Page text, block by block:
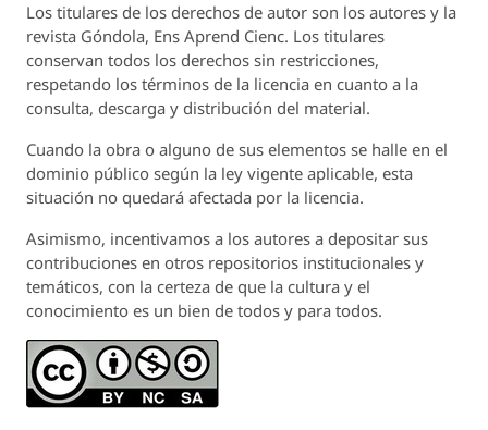
Los titulares de los derechos de autor son los autores y la
revista Góndola, Ens Aprend Cienc. Los titulares
conservan todos los derechos sin restricciones,
respetando los términos de la licencia en cuanto a la
consulta, descarga y distribución del material.
Cuando la obra o alguno de sus elementos se halle en el
dominio público según la ley vigente aplicable, esta
situación no quedará afectada por la licencia.
Asimismo, incentivamos a los autores a depositar sus
contribuciones en otros repositorios institucionales y
temáticos, con la certeza de que la cultura y el
conocimiento es un bien de todos y para todos.